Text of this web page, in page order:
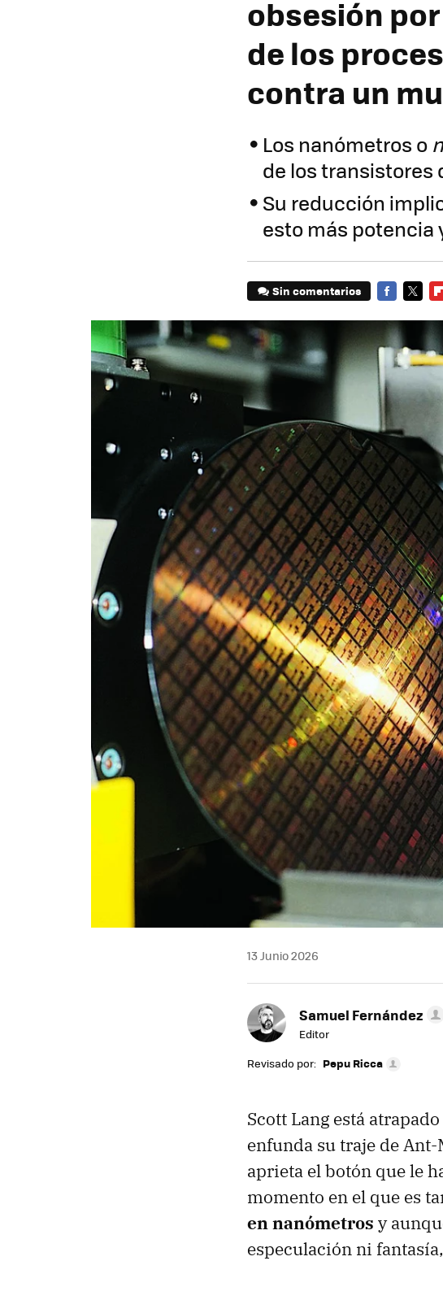
obsesión
de los
contra un
Los nanómetros o
de los transistores
Su reducción
esto más potencia
Sin comentarios
13 Junio 2026
Samuel Fernández
Editor
Revisado por: Pepu Ricca
Scott Lang está
enfunda su traje de
aprieta el botón que le
momento en el que es
en nanómetros y
especulación ni